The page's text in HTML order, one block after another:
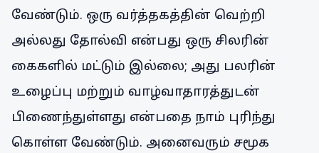
வேண்டும். ஒரு வர்த்தகத்தின் வெற்றி
அல்லது தோல்வி என்பது ஒரு சிலரின்
கைகளில் மட்டும் இல்லை; அது பலரின்
உழைப்பு மற்றும் வாழ்வாதாரத்துடன்
பிணைந்துள்ளது என்பதை நாம் புரிந்து
கொள்ள வேண்டும். அனைவரும் சமூக